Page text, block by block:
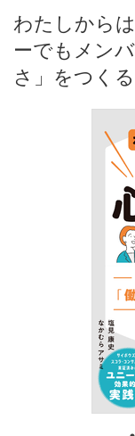
わたしから
ーでもメン
さ」をつく